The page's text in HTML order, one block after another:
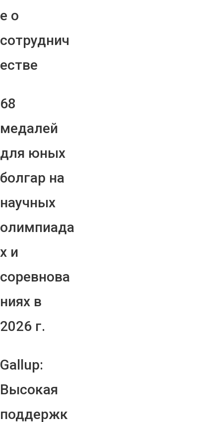
е о
сотруднич
естве
68
медалей
для юных
болгар на
научных
олимпиада
х и
соревнова
ниях в
2026 г.
Gallup:
Высокая
поддержк